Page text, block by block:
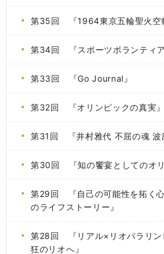
第35回 『1964東京五輪聖火空
第34回 『スポーツボランティア
第33回 『Go Journal』
第32回 『オリンピックの真実』
第31回 『井村雅代 不屈の魂 波
第30回 『知の饗宴としてのオリ
第29回 『自己の可能性を拓く
のライフストーリー』
第28回 『リアル×リオパラリ
狂のリオへ』